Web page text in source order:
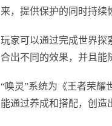
来，提供保护的同时持续
玩家可以通过完成世界探
合出不同的效果，并且能
“唤灵”系统为《王者荣耀
能通过养成和搭配，创造